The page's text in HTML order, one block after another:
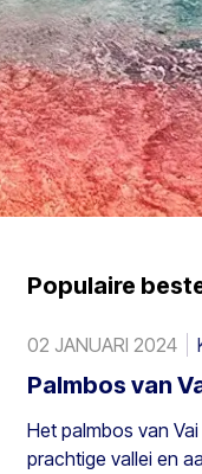
Populaire
02 JANUARI 2024
Palmbos van
Het palmbos van
prachtige vallei en